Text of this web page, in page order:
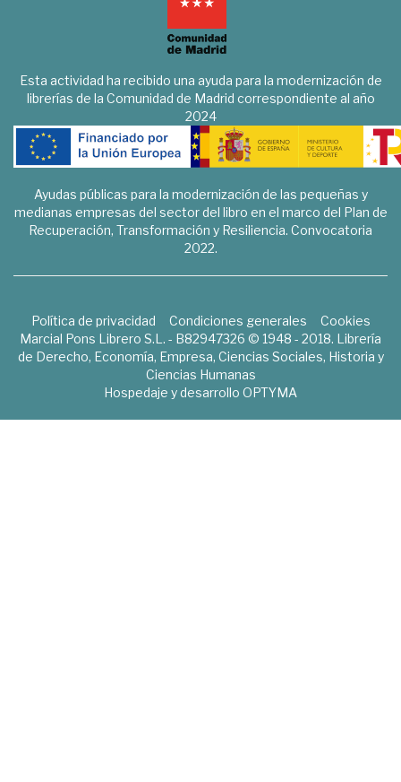
Esta actividad ha recibido una ayuda para la modernización de
librerías de la Comunidad de Madrid correspondiente al año
2024
Ayudas públicas para la modernización de las pequeñas y
medianas empresas del sector del libro en el marco del Plan de
Recuperación, Transformación y Resiliencia. Convocatoria
2022.
Política de privacidad Condiciones generales
Cookies
Marcial Pons Librero S.L. - B82947326 © 1948 - 2018. Librería
de Derecho, Economía, Empresa, Ciencias Sociales, Historia y
Ciencias Humanas
Hospedaje y desarrollo OPTYMA